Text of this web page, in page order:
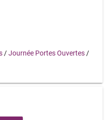
/Journée Portes Ouvertes /